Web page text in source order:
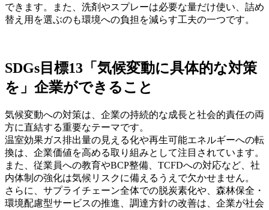
できます。また、洗剤やスプレーは必要な量だけ使い、詰め
替え用を選ぶのも環境への負担を減らす工夫の一つです。
SDGs目標13「気候変動に具体的な対策
を」企業ができること
気候変動への対策は、企業の持続的な成長と社会的責任の両
方に直結する重要なテーマです。
温室効果ガス排出量の見える化や再生可能エネルギーへの転
換は、企業価値を高める取り組みとして注目されています。
また、従業員への教育やBCP整備、TCFDへの対応など、社
内体制の強化は気候リスクに備えるうえで欠かせません。
さらに、サプライチェーン全体での脱炭素化や、森林保全・
環境配慮型サービスの推進、調達方針の改善は、企業が社会